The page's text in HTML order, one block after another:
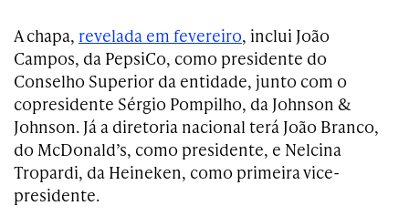
A chapa, revelada em fevereiro, inclui João
Campos, da PepsiCo, como presidente do
Conselho Superior da entidade, junto com o
copresidente Sérgio Pompilho, da Johnson &
Johnson. Já a diretoria nacional terá João Branco,
do McDonald’s, como presidente, e Nelcina
Tropardi, da Heineken, como primeira vice-
presidente.